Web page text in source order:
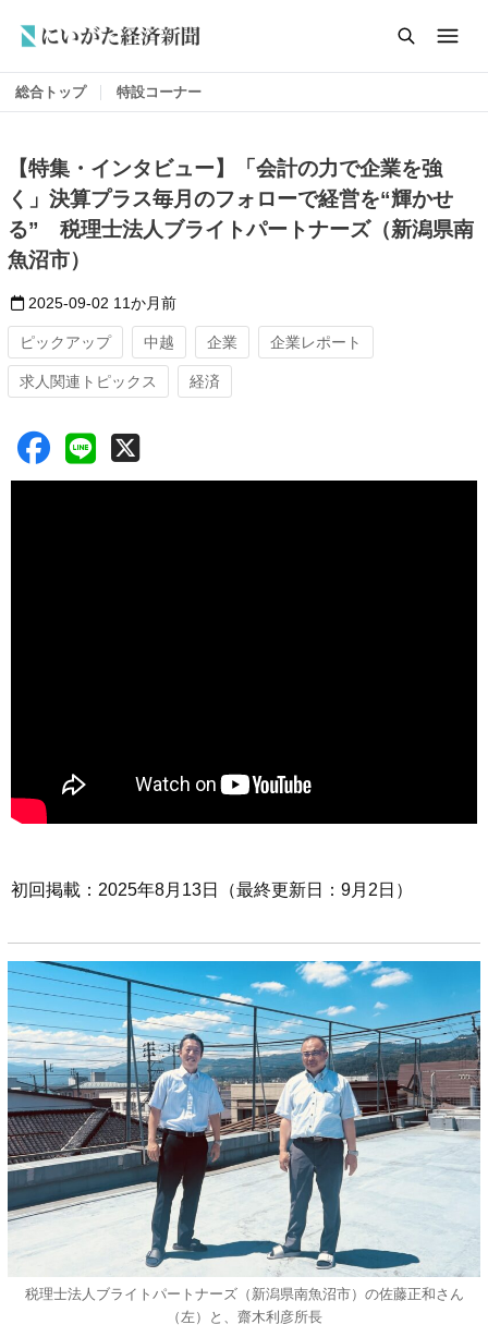
総合トップ 特設コーナー
【特集・インタビュー】「会計の力で企業を強
く」決算プラス毎月のフォローで経営を“輝かせ
る” 税理士法人ブライトパートナーズ（新潟県南
魚沼市）
2025-09-02 11か月前
ピックアップ 中越 企業 企業レポート
求人関連トピックス 経済
初回掲載：2025年8月13日（最終更新日：9月2日）
税理士法人ブライトパートナーズ（新潟県南魚沼市）の佐藤正和さん
（左）と、齋木利彦所長